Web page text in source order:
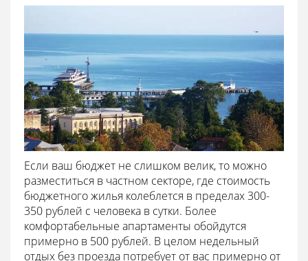
Если ваш бюджет не слишком велик, то можно
разместиться в частном секторе, где стоимость
бюджетного жилья колеблется в пределах 300-
350 рублей с человека в сутки. Более
комфортабельные апартаменты обойдутся
примерно в 500 рублей. В целом недельный
отдых без проезда потребует от вас примерно от